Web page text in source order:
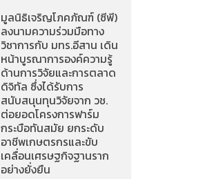
มูลนิธิเจริญโภคภัณฑ์ (ซีพี)
ลงนามความร่วมมือทาง
วิชาการกับ มทร.อีสาน เดิน
หน้าบูรณาการองค์ความรู้
ด้านการวิจัยและการตลาด
ดิจิทัล ซึ่งได้รับการ
สนับสนุนทุนวิจัยจาก วช.
ต่อยอดโครงการฟาร์ม
กระบือทันสมัย ยกระดับ
อาชีพเกษตรกรและขับ
เคลื่อนเศรษฐกิจฐานราก
อย่างยั่งยืน